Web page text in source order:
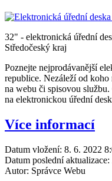
32" - elektronická úřední
Středočeský kraj
Poznejte nejprodávanější
republice. Nezáleží od koho
na webu či spisovou
na elektronickou úřední
Více informací
Datum vložení: 8. 6. 2022
Datum poslední aktualizace:
Autor: Správce Webu